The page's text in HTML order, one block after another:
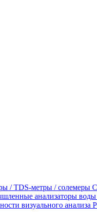
/ TDS-метры / солемеры
анализаторы воды
визуального анализа